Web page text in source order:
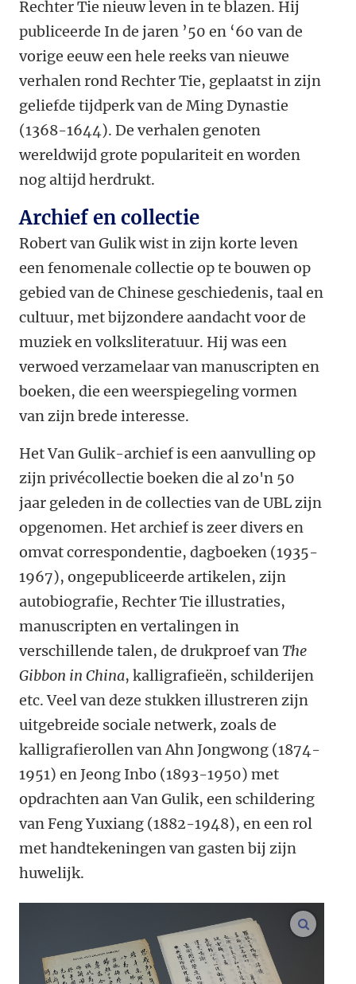
Rechter Tie nieuw leven in te blazen. Hij
publiceerde In de jaren ’50 en ‘60 van de
vorige eeuw een hele reeks van nieuwe
verhalen rond Rechter Tie, geplaatst in zijn
geliefde tijdperk van de Ming Dynastie
(1368-1644). De verhalen genoten
wereldwijd grote populariteit en worden
nog altijd herdrukt.
Archief en collectie
Robert van Gulik wist in zijn korte leven
een fenomenale collectie op te bouwen op
gebied van de Chinese geschiedenis, taal en
cultuur, met bijzondere aandacht voor de
muziek en volksliteratuur. Hij was een
verwoed verzamelaar van manuscripten en
boeken, die een weerspiegeling vormen
van zijn brede interesse.
Het Van Gulik-archief is een aanvulling op
zijn privécollectie boeken die al zo'n 50
jaar geleden in de collecties van de UBL zijn
opgenomen. Het archief is zeer divers en
omvat correspondentie, dagboeken (1935-
1967), ongepubliceerde artikelen, zijn
autobiografie, Rechter Tie illustraties,
manuscripten en vertalingen in
verschillende talen, de drukproef vanThe
Gibbon in China, kalligrafieën, schilderijen
etc. Veel van deze stukken illustreren zijn
uitgebreide sociale netwerk, zoals de
kalligrafierollen van Ahn Jongwong (1874-
1951) en Jeong Inbo (1893-1950) met
opdrachten aan Van Gulik, een schildering
van Feng Yuxiang (1882-1948), en een rol
met handtekeningen van gasten bij zijn
huwelijk.